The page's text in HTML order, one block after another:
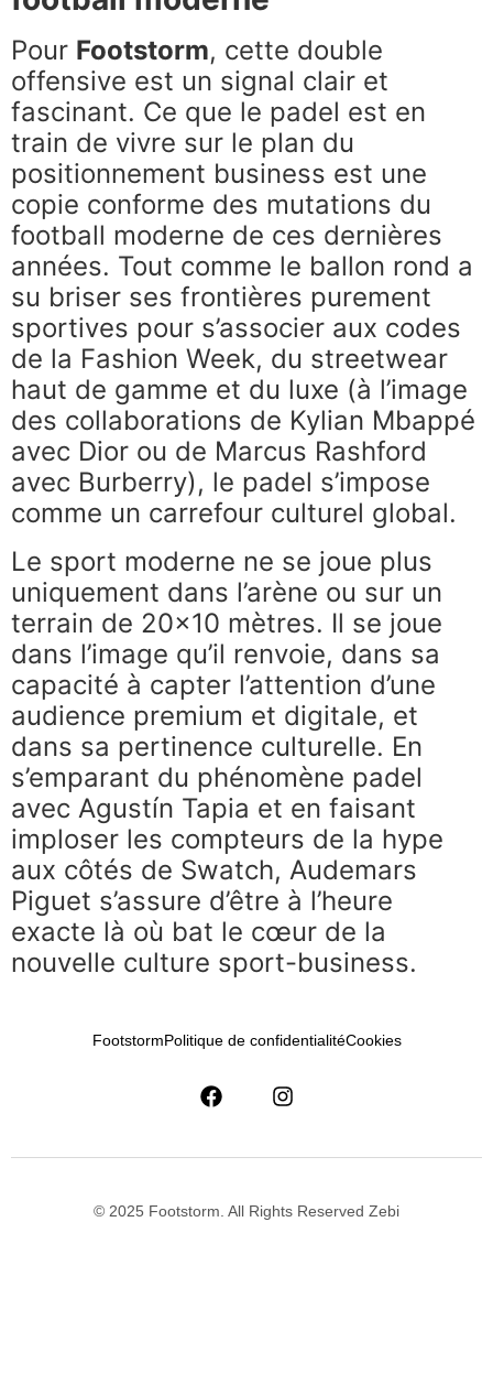
Pour Footstorm, cette double
offensive est un signal clair et
fascinant. Ce que le padel est en
train de vivre sur le plan du
positionnement business est une
copie conforme des mutations du
football moderne de ces dernières
années. Tout comme le ballon rond a
su briser ses frontières purement
sportives pour s’associer aux codes
de la Fashion Week, du streetwear
haut de gamme et du luxe (à l’image
des collaborations de Kylian Mbappé
avec Dior ou de Marcus Rashford
avec Burberry), le padel s’impose
comme un carrefour culturel global.
Le sport moderne ne se joue plus
uniquement dans l’arène ou sur un
terrain de 20×10 mètres. Il se joue
dans l’image qu’il renvoie, dans sa
capacité à capter l’attention d’une
audience premium et digitale, et
dans sa pertinence culturelle. En
s’emparant du phénomène padel
avec Agustín Tapia et en faisant
imploser les compteurs de la hype
aux côtés de Swatch, Audemars
Piguet s’assure d’être à l’heure
exacte là où bat le cœur de la
nouvelle culture sport-business.
FootstormPolitique de confidentialitéCookies
© 2025 Footstorm. All Rights Reserved Zebi